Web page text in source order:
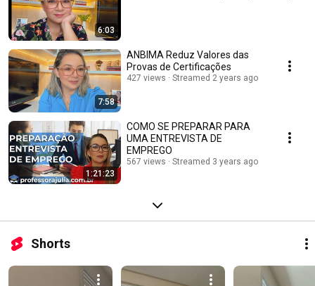
6:03
7:58
ANBIMA Reduz Valores das
Provas de Certificações
427 views Streamed 2 years ago
1:21:23
COMO SE PREPARAR PARA
UMA ENTREVISTA DE
EMPREGO
567 views Streamed 3 years ago
Shorts